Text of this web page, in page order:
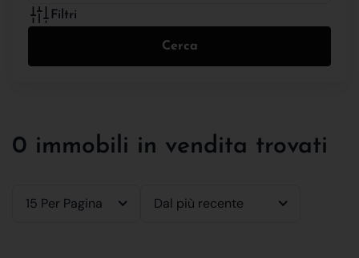
Filtri
Cerca
0 immobili in vendita trovati
15 Per Pagina Dal più recente